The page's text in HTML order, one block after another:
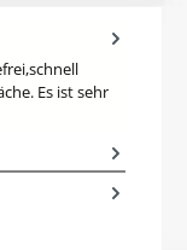
Es ist sehr